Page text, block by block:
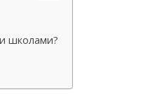
школами?